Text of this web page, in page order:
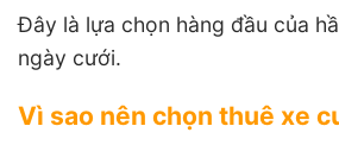
Đây là lựa chọn hàng đầu của
ngày cưới.
Vì sao nên chọn thuê xe